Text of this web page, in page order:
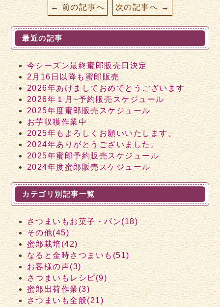
← 前の記事へ 次の記事へ →
最近の記事
今シーズン最終蜜郎販売日決定
2月16日以降も蜜郎販売
2026年あけましておめでとうございます
2026年１月~予約販売スケジュール
2025年度蜜郎販売スケジュール
お芋収穫作業中
2025年もよろしくお願いいたします。
2024年ありがとうございました。
2025年蜜郎予約販売スケジュール
2024年度蜜郎販売スケジュール
カテゴリ別記事一覧
さつまいもお菓子・パン(18)
その他(45)
蜜郎栽培(42)
なると金時さつまいも(51)
お客様の声(3)
さつまいもレシピ(9)
蜜郎出荷作業(3)
さつまいも全般(21)